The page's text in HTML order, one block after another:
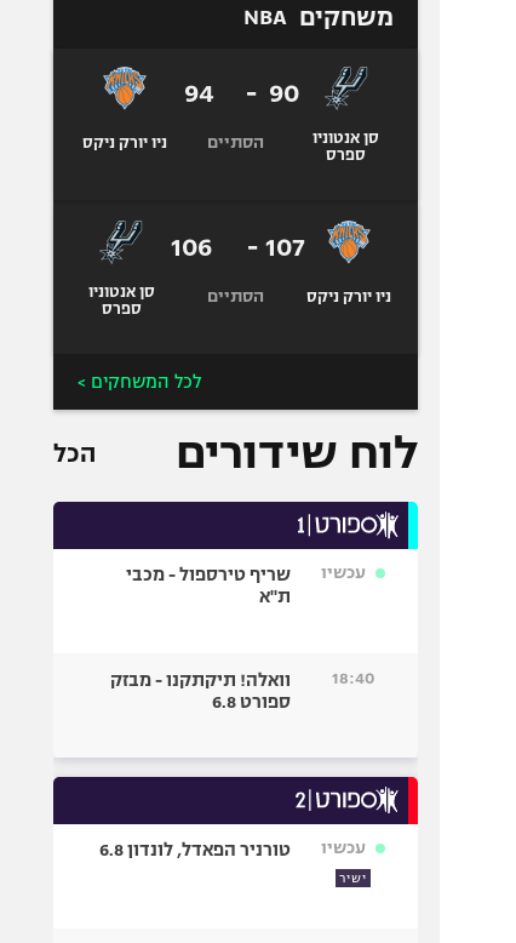
משחקים NBA
סן אנטוניו
ספרס
90
-
94
הסתיים ניו יורק ניקס
ניו יורק ניקס
107
-
106
הסתיים
סן אנטוניו
ספרס
לכל המשחקים >
לוח שידורים הכל
עכשיו
שריף טירספול - מכבי
ת"א
18:40
וואלה! תיקתקנו - מבזק
ספורט 6.8
עכשיו
ישיר
טורניר הפאדל, לונדון 6.8